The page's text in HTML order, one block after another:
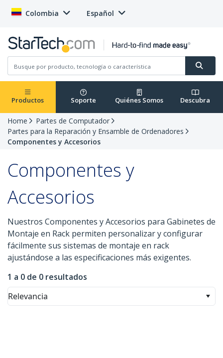
Colombia Español
Productos Soporte Quiénes Somos Descubra
Home
Partes de Computador
Partes para la Reparación y Ensamble de Ordenadores
Componentes y Accesorios
Componentes y
Accesorios
Nuestros Componentes y Accesorios para Gabinetes de
Montaje en Rack permiten personalizar y configurar
fácilmente sus sistemas de montaje en rack
ajustándose a las especificaciones más exigentes.
1 a 0 de 0 resultados
Relevancia